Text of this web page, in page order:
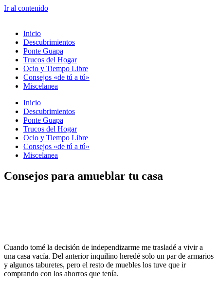
Ir al contenido
Inicio
Descubrimientos
Ponte Guapa
Trucos del Hogar
Ocio y Tiempo Libre
Consejos «de tú a tú»
Miscelanea
Inicio
Descubrimientos
Ponte Guapa
Trucos del Hogar
Ocio y Tiempo Libre
Consejos «de tú a tú»
Miscelanea
Consejos para amueblar tu casa
Cuando tomé la decisión de independizarme me trasladé a vivir a
una casa vacía. Del anterior inquilino heredé solo un par de armarios
y algunos taburetes, pero el resto de muebles los tuve que ir
comprando con los ahorros que tenía.